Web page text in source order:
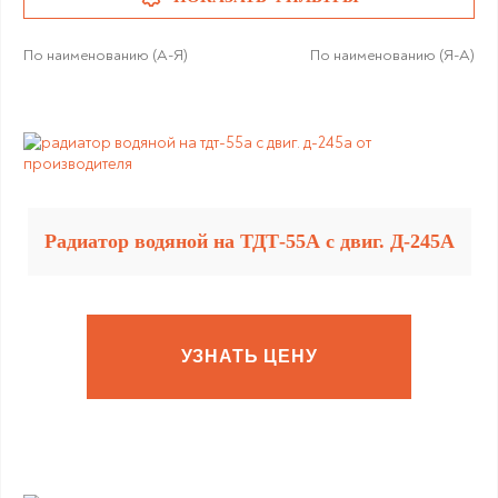
По наименованию (А-Я) По наименованию (Я-А)
Радиатор водяной на ТДТ-55А с двиг. Д-245А
УЗНАТЬ ЦЕНУ